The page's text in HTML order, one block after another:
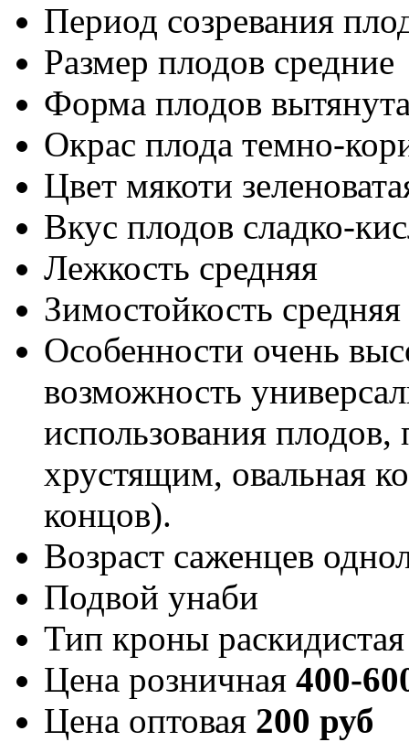
Период созревания
Размер плодов средние
Форма плодов
Окрас плода темно-
Цвет мякоти
Вкус плодов сладко-
Лежкость средняя
Зимостойкость средняя
Особенности очень
возможность
использования плодов,
хрустящим, овальная
концов).
Возраст саженцев
Подвой унаби
Тип кроны раскидистая
Цена розничная 400-
Цена оптовая 200 руб